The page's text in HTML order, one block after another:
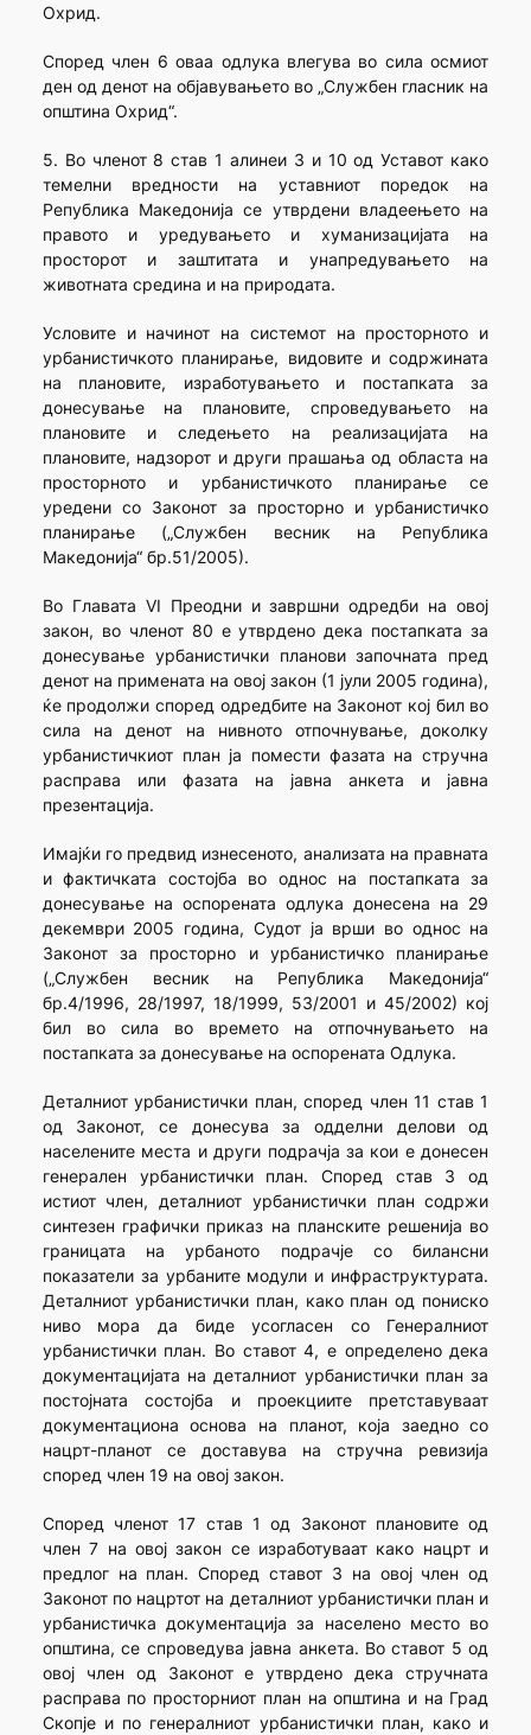
Охрид.
Според член 6 оваа одлука влегува во сила осмиот
ден од денот на објавувањето во „Службен гласник на
општина Охрид“.
5. Во членот 8 став 1 алинеи 3 и 10 од Уставот како
темелни вредности на уставниот поредок на
Република Македонија се утврдени владеењето на
правото и уредувањето и хуманизацијата на
просторот и заштитата и унапредувањето на
животната средина и на природата.
Условите и начинот на системот на просторното и
урбанистичкото планирање, видовите и содржината
на плановите, изработувањето и постапката за
донесување на плановите, спроведувањето на
плановите и следењето на реализацијата на
плановите, надзорот и други прашања од областа на
просторното и урбанистичкото планирање се
уредени со Законот за просторно и урбанистичко
планирање („Службен весник на Република
Македонија“ бр.51/2005).
Во Главата VI Преодни и завршни одредби на овој
закон, во членот 80 е утврдено дека постапката за
донесување урбанистички планови започната пред
денот на примената на овој закон (1 јули 2005 година),
ќе продолжи според одредбите на Законот кој бил во
сила на денот на нивното отпочнување, доколку
урбанистичкиот план ја помести фазата на стручна
расправа или фазата на јавна анкета и јавна
презентација.
Имајќи го предвид изнесеното, анализата на правната
и фактичката состојба во однос на постапката за
донесување на оспорената одлука донесена на 29
декември 2005 година, Судот ја врши во однос на
Законот за просторно и урбанистичко планирање
(„Службен весник на Република Македонија“
бр.4/1996, 28/1997, 18/1999, 53/2001 и 45/2002) кој
бил во сила во времето на отпочнувањето на
постапката за донесување на оспорената Одлука.
Деталниот урбанистички план, според член 11 став 1
од Законот, се донесува за одделни делови од
населените места и други подрачја за кои е донесен
генерален урбанистички план. Според став 3 од
истиот член, деталниот урбанистички план содржи
синтезен графички приказ на планските решенија во
границата на урбаното подрачје со билансни
показатели за урбаните модули и инфраструктурата.
Деталниот урбанистички план, како план од пониско
ниво мора да биде усогласен со Генералниот
урбанистички план. Во ставот 4, е определено дека
документацијата на деталниот урбанистички план за
постојната состојба и проекциите претставуваат
документациона основа на планот, која заедно со
нацрт-планот се доставува на стручна ревизија
според член 19 на овој закон.
Според членот 17 став 1 од Законот плановите од
член 7 на овој закон се изработуваат како нацрт и
предлог на план. Според ставот 3 на овој член од
Законот по нацртот на деталниот урбанистички план и
урбанистичка документација за населено место во
општина, се спроведува јавна анкета. Во ставот 5 од
овој член од Законот е утврдено дека стручната
расправа по просторниот план на општина и на Град
Скопје и по генералниот урбанистички план, како и